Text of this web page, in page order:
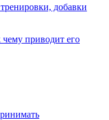
добавки
приводит его